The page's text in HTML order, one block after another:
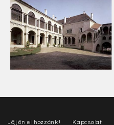
Jöjjön el hozzánk! Kapcsolat